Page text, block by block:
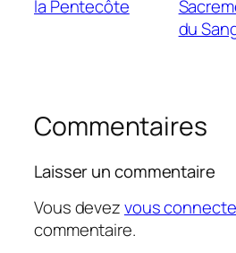
la Pentecôte
du
Commentaires
Laisser un commentaire
Vous devezvous
commentaire.